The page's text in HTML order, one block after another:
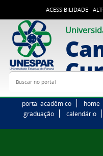
ACESSIBILIDADE
Buscar no portal
portal acadêmico home
graduação
calendário